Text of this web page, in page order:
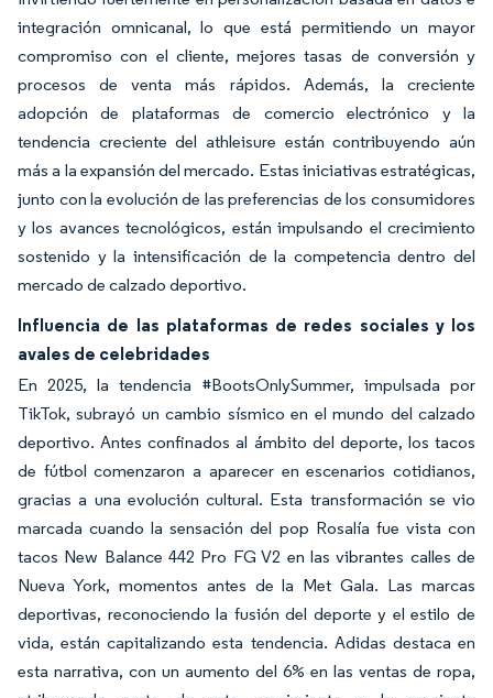
integración omnicanal, lo que está permitiendo un mayor
compromiso con el cliente, mejores tasas de conversión y
procesos de venta más rápidos. Además, la creciente
adopción de plataformas de comercio electrónico y la
tendencia creciente del athleisure están contribuyendo aún
más a la expansión del mercado. Estas iniciativas estratégicas,
junto con la evolución de las preferencias de los consumidores
y los avances tecnológicos, están impulsando el crecimiento
sostenido y la intensificación de la competencia dentro del
mercado de calzado deportivo.
Influencia de las plataformas de redes sociales y los
avales de celebridades
En 2025, la tendencia #BootsOnlySummer, impulsada por
TikTok, subrayó un cambio sísmico en el mundo del calzado
deportivo. Antes confinados al ámbito del deporte, los tacos
de fútbol comenzaron a aparecer en escenarios cotidianos,
gracias a una evolución cultural. Esta transformación se vio
marcada cuando la sensación del pop Rosalía fue vista con
tacos New Balance 442 Pro FG V2 en las vibrantes calles de
Nueva York, momentos antes de la Met Gala. Las marcas
deportivas, reconociendo la fusión del deporte y el estilo de
vida, están capitalizando esta tendencia. Adidas destaca en
esta narrativa, con un aumento del 6% en las ventas de ropa,